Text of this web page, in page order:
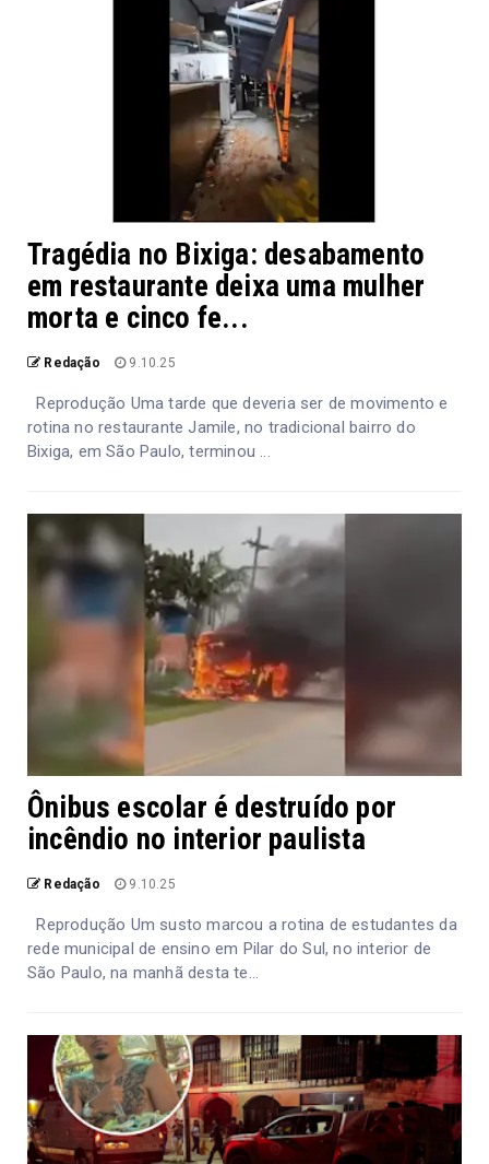
Tragédia no Bixiga: desabamento
em restaurante deixa uma mulher
morta e cinco fe...
Redação 9.10.25
Reprodução Uma tarde que deveria ser de movimento e
rotina no restaurante Jamile, no tradicional bairro do
Bixiga, em São Paulo, terminou ...
Ônibus escolar é destruído por
incêndio no interior paulista
Redação 9.10.25
Reprodução Um susto marcou a rotina de estudantes da
rede municipal de ensino em Pilar do Sul, no interior de
São Paulo, na manhã desta te...